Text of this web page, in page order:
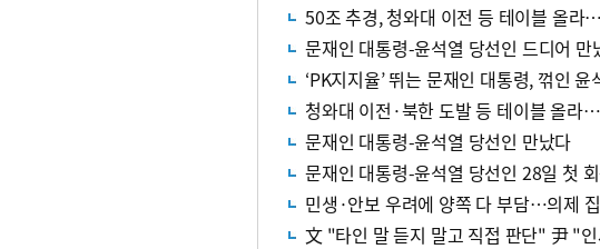
문재인 대통령-윤석열 당선인 드디어 만
‘PK지지율’ 뛰는 문재인 대통령, 꺾인
청와대 이전·북한 도발 등 테이블 올라
문재인 대통령-윤석열 당선인 만났다
문재인 대통령-윤석열 당선인 28일 첫
민생·안보 우려에 양쪽 다 부담…의제
文 "타인 말 듣지 말고 직접 판단" 尹 "